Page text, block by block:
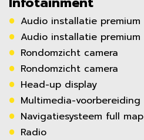
Audio installatie premium
Audio installatie premium
Rondomzicht camera
Rondomzicht camera
Head-up display
Multimedia-voorbereiding
Navigatiesysteem full map
Radio